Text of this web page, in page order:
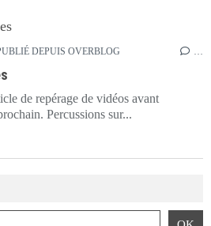
DEPUIS OVERBLOG …
de repérage de vidéos avant
Percussions sur...